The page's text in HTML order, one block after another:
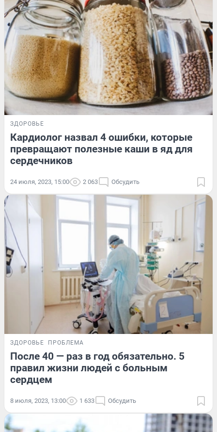
ЗДОРОВЬЕ
Кардиолог назвал 4 ошибки, которые
превращают полезные каши в яд для
сердечников
24 июля, 2023, 15:00 2 063 Обсудить
ЗДОРОВЬЕ ПРОБЛЕМА
После 40 — раз в год обязательно. 5
правил жизни людей с больным
сердцем
8 июля, 2023, 13:00 1 633 Обсудить